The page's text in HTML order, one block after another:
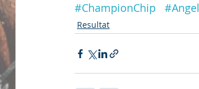
#ChampionChip
Resultat